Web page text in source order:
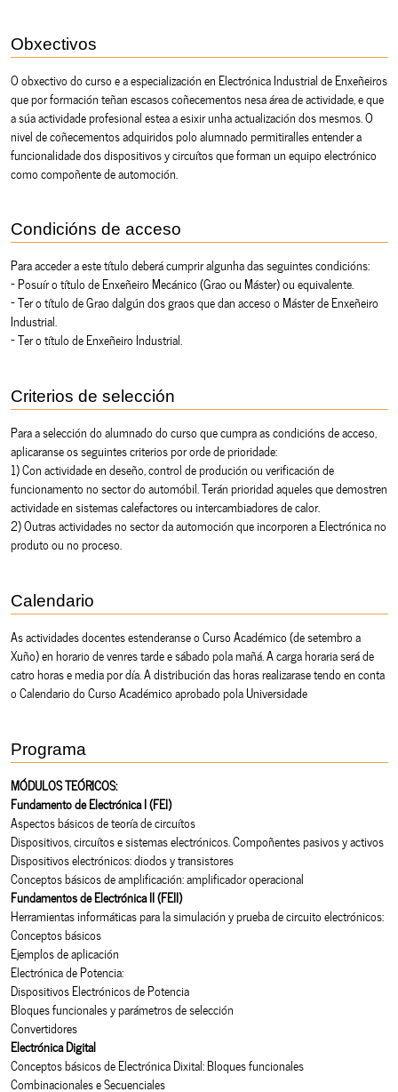
Obxectivos
O obxectivo do curso e a especialización en Electrónica Industrial de Enxeñeiros
que por formación teñan escasos coñecementos nesa área de actividade, e que
a súa actividade profesional estea a esixir unha actualización dos mesmos. O
nivel de coñecementos adquiridos polo alumnado permitiralles entender a
funcionalidade dos dispositivos y circuítos que forman un equipo electrónico
como compoñente de automoción.
Condicións de acceso
Para acceder a este título deberá cumprir algunha das seguintes condicións:
- Posuír o título de Enxeñeiro Mecánico (Grao ou Máster) ou equivalente.
- Ter o título de Grao dalgún dos graos que dan acceso o Máster de Enxeñeiro
Industrial.
- Ter o título de Enxeñeiro Industrial.
Criterios de selección
Para a selección do alumnado do curso que cumpra as condicións de acceso,
aplicaranse os seguintes criterios por orde de prioridade:
1) Con actividade en deseño, control de produción ou verificación de
funcionamento no sector do automóbil. Terán prioridad aqueles que demostren
actividade en sistemas calefactores ou intercambiadores de calor.
2) Outras actividades no sector da automoción que incorporen a Electrónica no
produto ou no proceso.
Calendario
As actividades docentes estenderanse o Curso Académico (de setembro a
Xuño) en horario de venres tarde e sábado pola mañá. A carga horaria será de
catro horas e media por día. A distribución das horas realizarase tendo en conta
o Calendario do Curso Académico aprobado pola Universidade
Programa
MÓDULOS TEÓRICOS:
Fundamento de Electrónica I (FEI)
Aspectos básicos de teoría de circuítos
Dispositivos, circuítos e sistemas electrónicos. Compoñentes pasivos y activos
Dispositivos electrónicos: diodos y transistores
Conceptos básicos de amplificación: amplificador operacional
Fundamentos de Electrónica II (FEII)
Herramientas informáticas para la simulación y prueba de circuito electrónicos:
Conceptos básicos
Ejemplos de aplicación
Electrónica de Potencia:
Dispositivos Electrónicos de Potencia
Bloques funcionales y parámetros de selección
Convertidores
Electrónica Digital
Conceptos básicos de Electrónica Dixital: Bloques funcionales
Combinacionales e Secuenciales